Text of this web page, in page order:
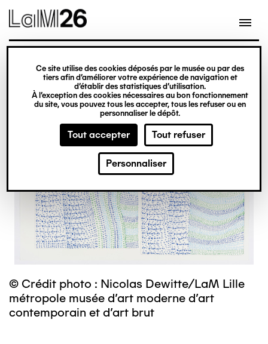
Gestion des cookies
Ce site utilise des cookies déposés par le musée ou par des
tiers afin d’améliorer votre expérience de navigation et
d’établir des statistiques d’utilisation.
À l’exception des cookies nécessaires au bon fonctionnement
du site, vous pouvez tous les accepter, tous les refuser ou en
personnaliser le dépôt.
Tout accepter Tout refuser
Personnaliser
contenu
© Crédit photo : Nicolas Dewitte/LaM Lille
métropole musée d’art moderne d’art
contemporain et d’art brut